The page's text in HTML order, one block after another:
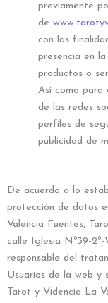
previamente
de
con las
presencia en
productos o
Así como para
de las redes
perfiles de
publicidad de
De acuerdo a lo
protección de datos
Valencia Fuentes,
calle Iglesia Nº39-
responsable del
Usuarios de la web y
Tarot y Videncia La